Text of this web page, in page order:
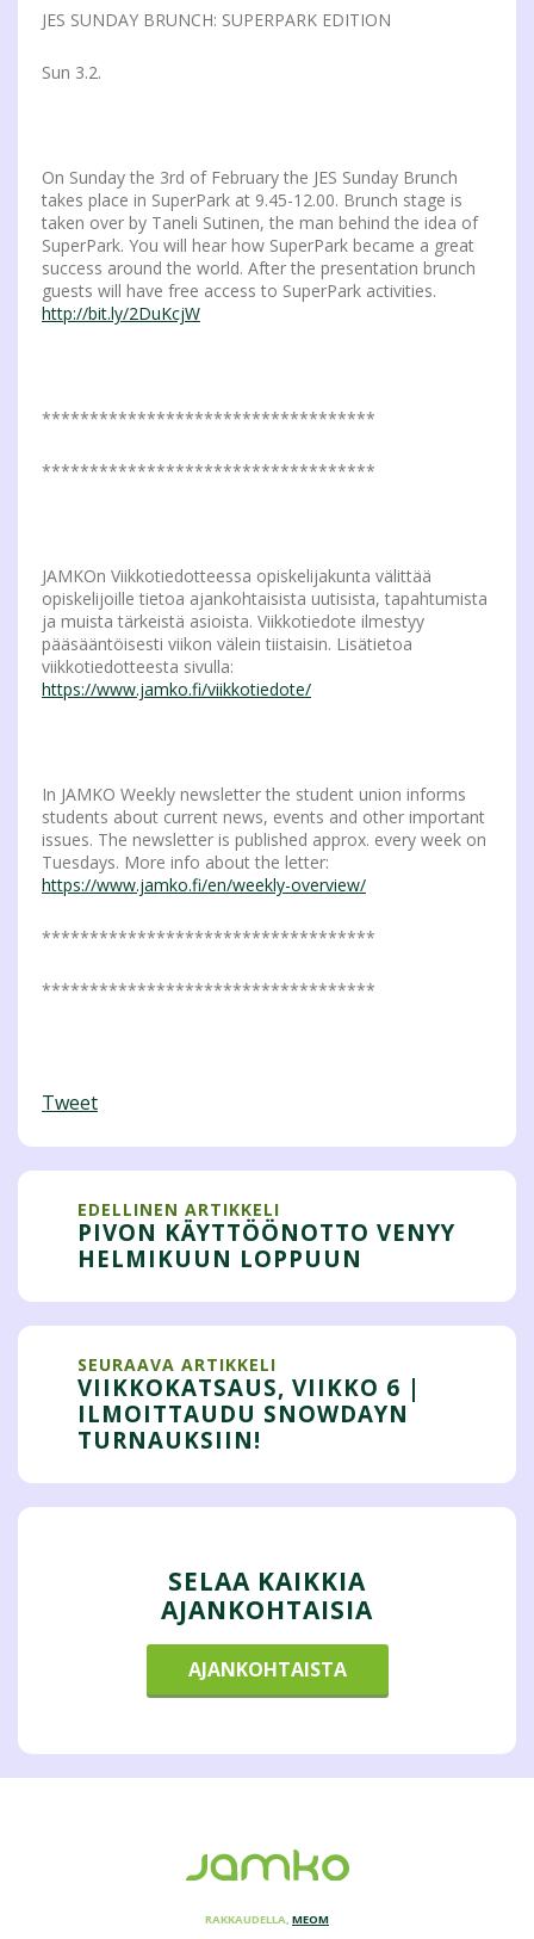
JES SUNDAY BRUNCH: SUPERPARK EDITION
Sun 3.2.
On Sunday the 3rd of February the JES Sunday Brunch
takes place in SuperPark at 9.45-12.00. Brunch stage is
taken over by Taneli Sutinen, the man behind the idea of
SuperPark. You will hear how SuperPark became a great
success around the world. After the presentation brunch
guests will have free access to SuperPark activities.
http://bit.ly/2DuKcjW
***********************************
***********************************
JAMKOn Viikkotiedotteessa opiskelijakunta välittää
opiskelijoille tietoa ajankohtaisista uutisista, tapahtumista
ja muista tärkeistä asioista. Viikkotiedote ilmestyy
pääsääntöisesti viikon välein tiistaisin. Lisätietoa
viikkotiedotteesta sivulla:
https://www.jamko.fi/viikkotiedote/
In JAMKO Weekly newsletter the student union informs
students about current news, events and other important
issues. The newsletter is published approx. every week on
Tuesdays. More info about the letter:
https://www.jamko.fi/en/weekly-overview/
***********************************
***********************************
Tweet
EDELLINEN ARTIKKELI
PIVON KÄYTTÖÖNOTTO VENYY
HELMIKUUN LOPPUUN
SEURAAVA ARTIKKELI
VIIKKOKATSAUS, VIIKKO 6 |
ILMOITTAUDU SNOWDAYN
TURNAUKSIIN!
SELAA KAIKKIA
AJANKOHTAISIA
AJANKOHTAISTA
RAKKAUDELLA, MEOM